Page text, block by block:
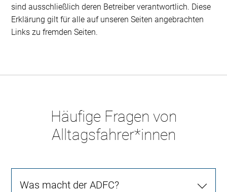
sind ausschließlich deren Betreiber verantwortlich. Diese
Erklärung gilt für alle auf unseren Seiten angebrachten
Links zu fremden Seiten.
Häufige Fragen von
Alltagsfahrer*innen
Was macht der ADFC?